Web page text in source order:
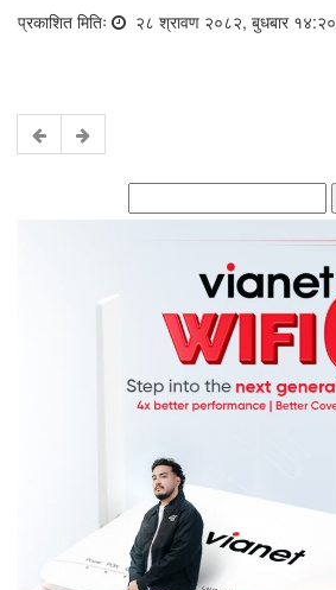
प्रकाशित मितिः २८ श्रावण २०८२, बुधबार १४:२०
for: